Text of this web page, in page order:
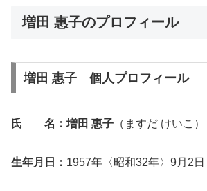
増田 惠子のプロフィール
増田 惠子 個人プロフィール
氏 名：増田 惠子 （ますだ けいこ）
生年月日： 1957年〈昭和32年〉9月2日